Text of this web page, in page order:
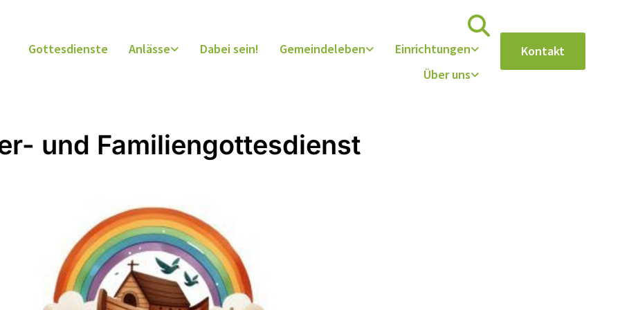
Gottesdienste Anlässe Dabei sein! Gemeindeleben
Einrichtungen
Über uns
Kontakt
und Familiengottesdienst